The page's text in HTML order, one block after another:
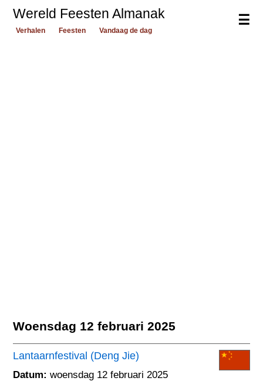
☰
Wereld Feesten Almanak
Verhalen Feesten Vandaag de dag
Woensdag 12 februari 2025
Lantaarnfestival (Deng Jie)
Datum: woensdag 12 februari 2025